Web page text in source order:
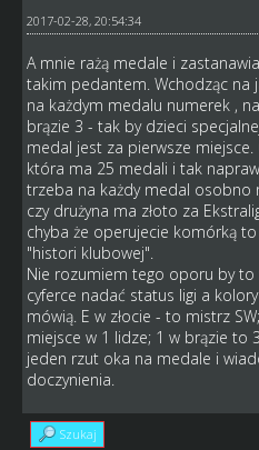
2017-02-28, 20:54:34
A mnie rażą medale i
takim pedantem. Wchodząc na
na każdym medalu numerek ,
brązie 3 - tak by dzieci
medal jest za pierwsze
która ma 25 medali i tak
trzeba na każdy medal osobno
czy drużyna ma złoto za
chyba że operujecie komórką
"histori klubowej".
Nie rozumiem tego oporu by to
cyferce nadać status ligi a
mówią. E w złocie - to mistrz
miejsce w 1 lidze; 1 w brązie to
jeden rzut oka na medale i
doczynienia.
Szukaj